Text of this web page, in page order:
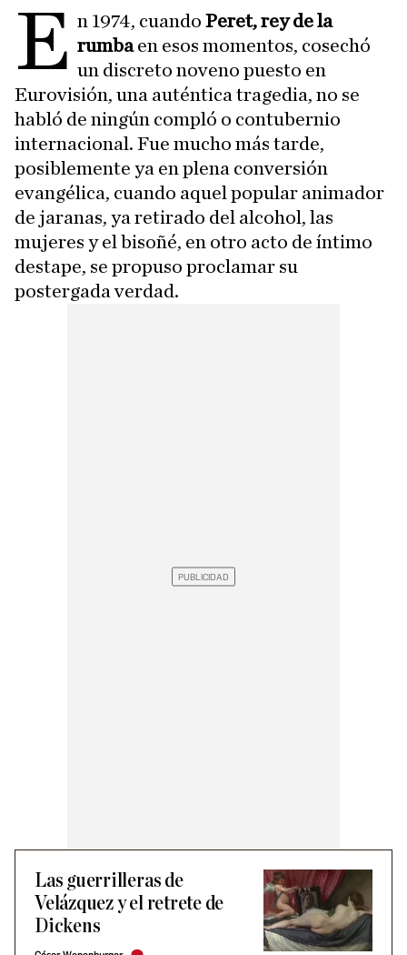
E n 1974, cuandoPeret, rey de la
rumbaen esos momentos, cosechó
un discreto noveno puesto en
Eurovisión, una auténtica tragedia, no se
habló de ningún compló o contubernio
internacional. Fue mucho más tarde,
posiblemente ya en plena conversión
evangélica, cuando aquel popular animador
de jaranas, ya retirado del alcohol, las
mujeres y el bisoñé, en otro acto de íntimo
destape, se propuso proclamar su
postergada verdad.
Las guerrilleras de
Velázquez y el retrete de
Dickens